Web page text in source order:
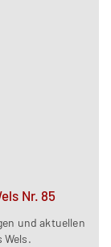
Nr. 85
und aktuellen
Wels.